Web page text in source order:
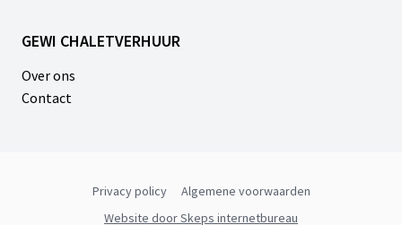
GEWI CHALETVERHUUR
Over ons
Contact
Privacy policy
Algemene voorwaarden
Website door Skeps internetbureau